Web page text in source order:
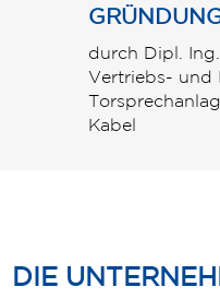
durch Dipl.
Vertriebs- und
Kabel
DIE